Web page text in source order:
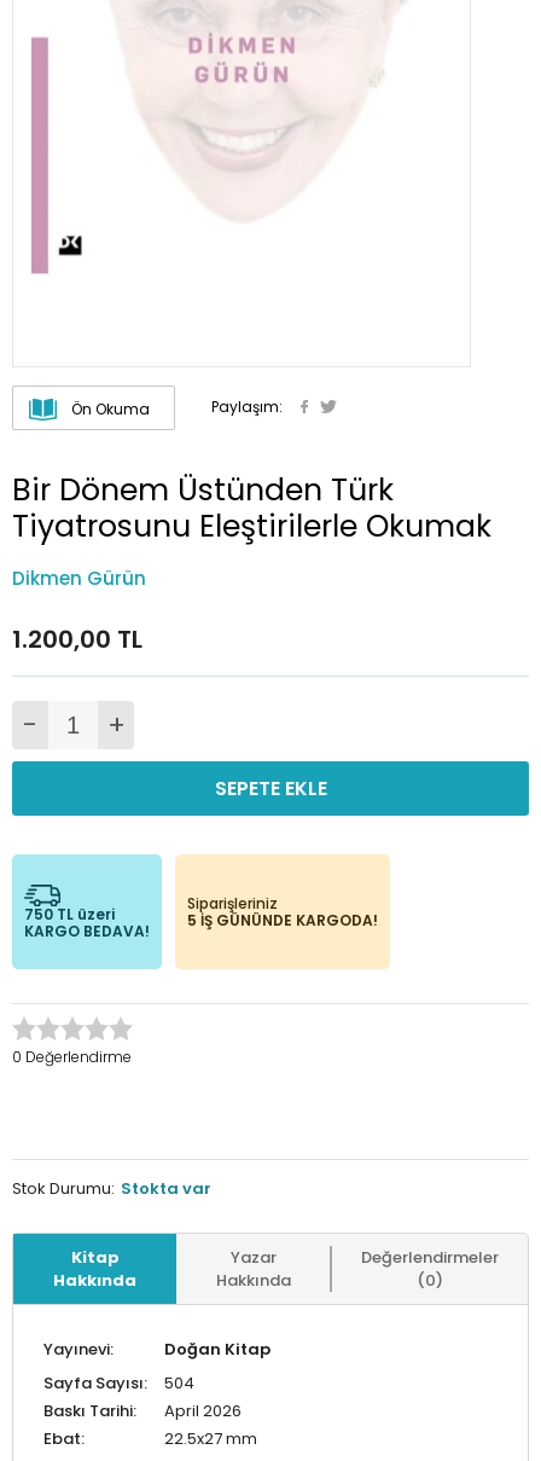
Ön Okuma Paylaşım:
Bir Dönem Üstünden Türk
Tiyatrosunu Eleştirilerle Okumak
Dikmen Gürün
1.200,00 TL
- +
SEPETE EKLE
750 TL üzeri
KARGO BEDAVA!
Siparişleriniz
5 İŞ GÜNÜNDE KARGODA!
0 Değerlendirme
Stok Durumu: Stokta var
Kitap
Hakkında
Yazar
Hakkında
Değerlendirmeler
(0)
Yayınevi:
Doğan Kitap
Sayfa Sayısı:
504
Baskı Tarihi:
April 2026
Ebat:
22.5x27 mm